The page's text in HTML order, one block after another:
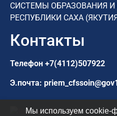
СИСТЕМЫ ОБРАЗОВАНИЯ И
РЕСПУБЛИКИ САХА
Контакты
Телефон +7(4112)507922
Э.почта:
Мы используем cookie-